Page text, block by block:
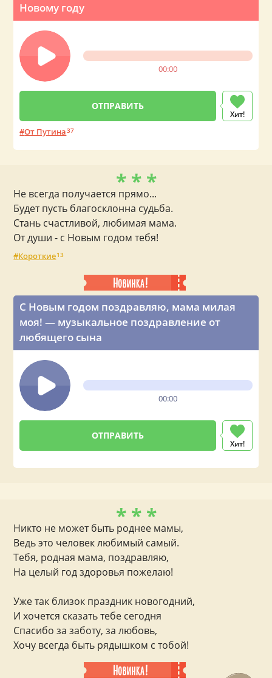
Новому году
00:00
Хит!
От Путина37
С Новым годом поздравляю, мама милая
моя! — музыкальное поздравление от
любящего сына
00:00
Хит!
* * *
Не всегда получается прямо...
Будет пусть благосклонна судьба.
Стань счастливой, любимая мама.
От души - с Новым годом тебя!
Короткие13
* * *
Никто не может быть роднее мамы,
Ведь это человек любимый самый.
Тебя, родная мама, поздравляю,
На целый год здоровья пожелаю!
Уже так близок праздник новогодний,
И хочется сказать тебе сегодня
Спасибо за заботу, за любовь,
Хочу всегда быть рядышком с тобой!